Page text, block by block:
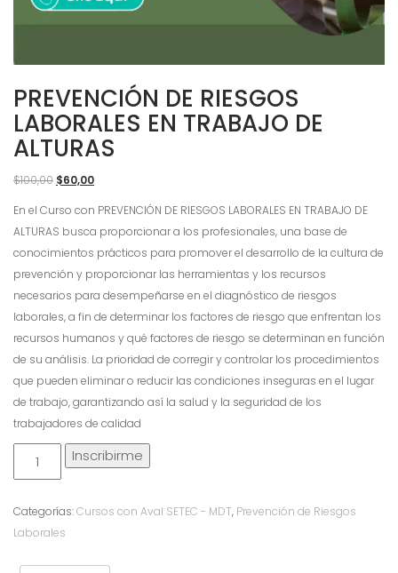
PREVENCIÓN DE RIESGOS
LABORALES EN TRABAJO DE
ALTURAS
$100,00 El
$60,00El
es:
$60,00.
En el Curso con PREVENCIÓN DE RIESGOS LABORALES EN TRABAJO DE
ALTURAS busca proporcionar a los profesionales, una base de
conocimientos prácticos para promover el desarrollo de la cultura de
prevención y proporcionar las herramientas y los recursos
necesarios para desempeñarse en el diagnóstico de riesgos
laborales, a fin de determinar los factores de riesgo que enfrentan los
recursos humanos y qué factores de riesgo se determinan en función
de su análisis. La prioridad de corregir y controlar los procedimientos
que pueden eliminar o reducir las condiciones inseguras en el lugar
de trabajo, garantizando así la salud y la seguridad de los
trabajadores de calidad
Prevención
Laborales
en
Inscribirme
Categorías:Cursos con Aval SETEC - MDT, Prevención de Riesgos
Laborales